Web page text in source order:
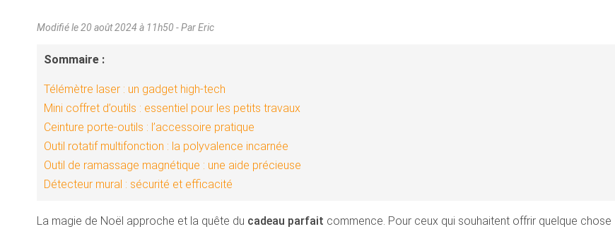
Modifié le20 août 2024 à 11h50 - Par Eric
Sommaire :
Télémètre laser : un gadget high-tech
Mini coffret d’outils : essentiel pour les petits travaux
Ceinture porte-outils : l’accessoire pratique
Outil rotatif multifonction : la polyvalence incarnée
Outil de ramassage magnétique : une aide précieuse
Détecteur mural : sécurité et efficacité
La magie de Noël approche et la quête du cadeau parfait commence. Pour ceux qui souhaitent offrir quelque chose